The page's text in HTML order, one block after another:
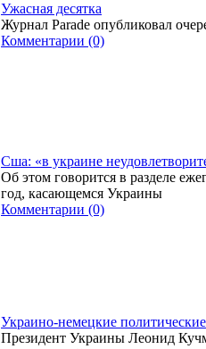
Ужасная десятка
Журнал Parade опубликовал
Комментарии (0)
Сша: «в украине
Об этом говорится в разделе
год, касающемся Украины
Комментарии (0)
Украино-немецкие
Президент Украины Леонид